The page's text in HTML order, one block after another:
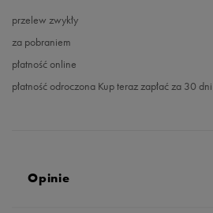
przelew zwykły
za pobraniem
płatność online
płatność odroczona Kup teraz zapłać za 30
Opinie